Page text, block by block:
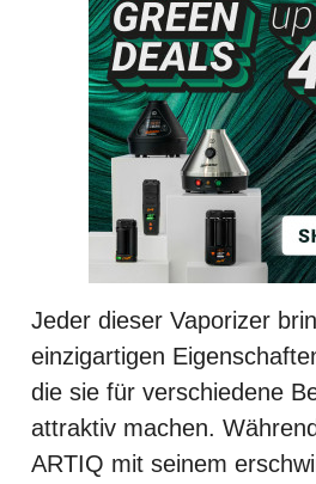
Jeder dieser Vaporizer
einzigartigen
die sie für verschiedene
attraktiv machen.
ARTIQ mit seinem